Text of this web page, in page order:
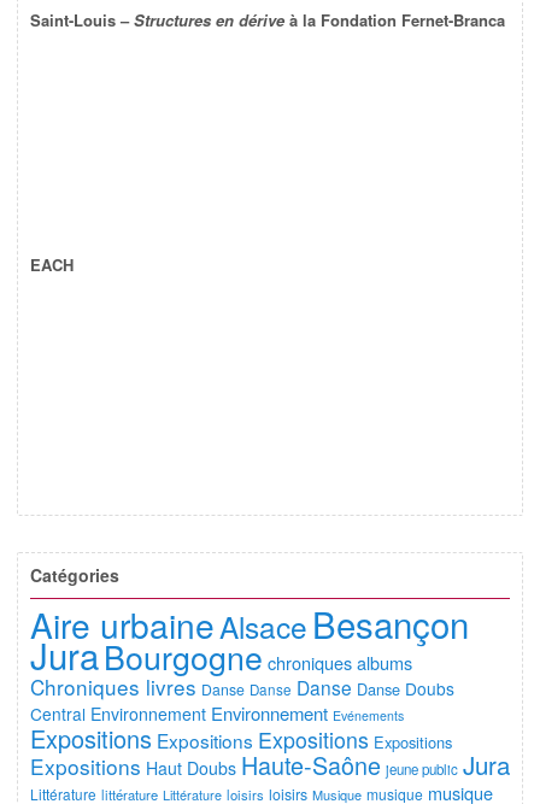
Saint-Louis –Structures en dérive à la Fondation Fernet-Branca
EACH
Catégories
Aire urbaineAlsace Besançon
JuraBourgogne chroniques albums
Chroniques livres Danse Danse Danse Danse Doubs
Central Environnement Environnement Evénements
Expositions Expositions Expositions Expositions
Expositions Haut Doubs Haute-Saône jeune public Jura
Littérature littérature Littérature loisirs loisirs Musique musique musique